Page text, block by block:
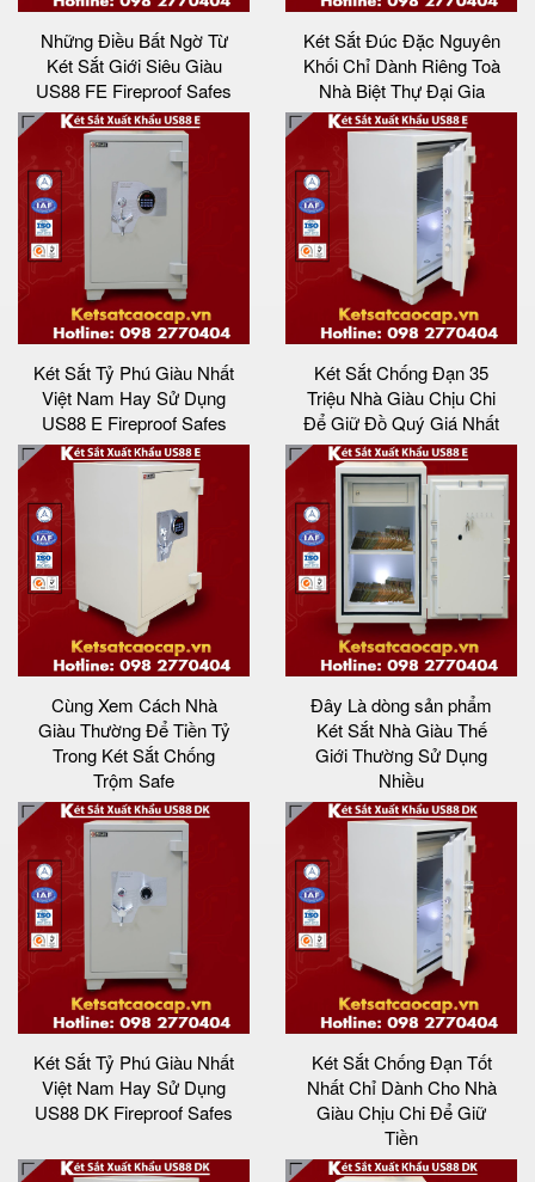
Những Điều Bất Ngờ Từ
Két Sắt Giới Siêu Giàu
US88 FE Fireproof Safes
Két Sắt Đúc Đặc Nguyên
Khối Chỉ Dành Riêng Toà
Nhà Biệt Thự Đại Gia
Két Sắt Tỷ Phú Giàu Nhất
Việt Nam Hay Sử Dụng
US88 E Fireproof Safes
Két Sắt Chống Đạn 35
Triệu Nhà Giàu Chịu Chi
Để Giữ Đồ Quý Giá Nhất
Cùng Xem Cách Nhà
Giàu Thường Để Tiền Tỷ
Trong Két Sắt Chống
Trộm Safe
Đây Là dòng sản phẩm
Két Sắt Nhà Giàu Thế
Giới Thường Sử Dụng
Nhiều
Két Sắt Tỷ Phú Giàu Nhất
Việt Nam Hay Sử Dụng
US88 DK Fireproof Safes
Két Sắt Chống Đạn Tốt
Nhất Chỉ Dành Cho Nhà
Giàu Chịu Chi Để Giữ
Tiền